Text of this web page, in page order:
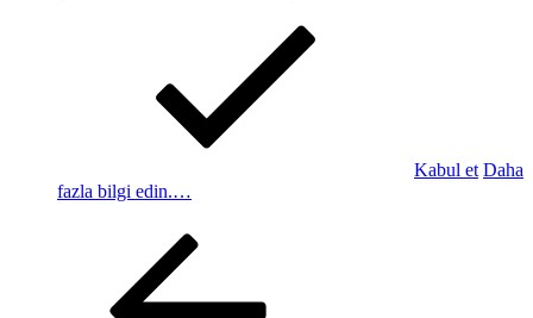
Kabul et Daha
fazla bilgi edin.…